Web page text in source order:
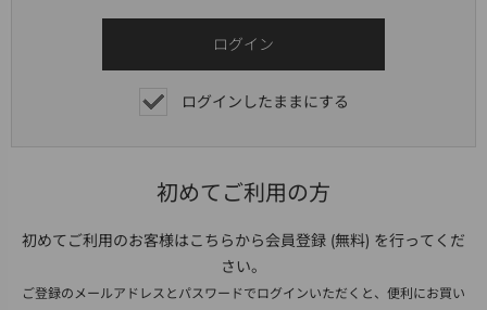
ログインしたままにする
初めてご利用の方
初めてご利用のお客様はこちらから会員登録 (無料) を行ってくだ
さい。
ご登録のメールアドレスとパスワードでログインいただくと、便利にお買い